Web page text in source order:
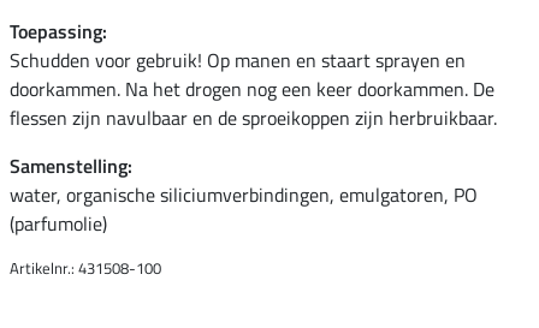
Toepassing:
Schudden voor gebruik! Op manen en staart sprayen en
doorkammen. Na het drogen nog een keer doorkammen. De
flessen zijn navulbaar en de sproeikoppen zijn herbruikbaar.
Samenstelling:
water, organische siliciumverbindingen, emulgatoren, PO
(parfumolie)
Artikelnr.: 431508-100